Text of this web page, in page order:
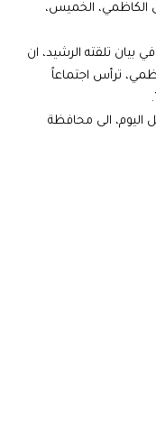
الكاظمي، الخميس،
بيان تلقته الرشيد، ان
ترأس اجتماعاً
الى محافظة